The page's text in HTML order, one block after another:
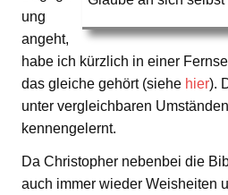
ung
angeht,
habe ich kürzlich in einer
das gleiche gehört (siehe hier).
unter vergleichbaren
kennengelernt.
Da Christopher nebenbei die
auch immer wieder Weisheiten